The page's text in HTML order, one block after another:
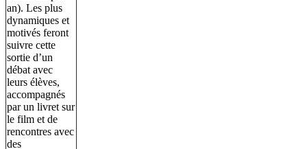
an). Les plus
dynamiques et
motivés feront
suivre cette
sortie d’un
débat avec
leurs élèves,
accompagnés
par un livret sur
le film et de
rencontres avec
des